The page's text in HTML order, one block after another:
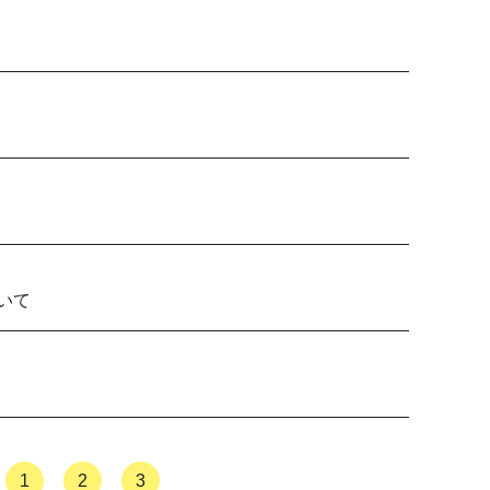
て
1 2 3